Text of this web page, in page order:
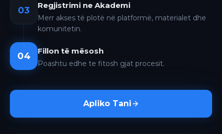
03 Regjistrimi ne Akademi
Merr akses të plotë në platformë, materialet dhe
komunitetin.
04 Fillon të mësosh
Poashtu edhe te fitosh gjat procesit.
Apliko Tani